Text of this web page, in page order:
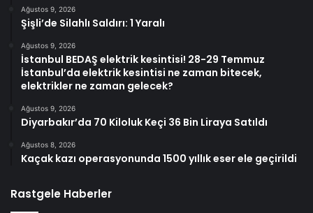
Ağustos 9, 2026
Şişli’de Silahlı Saldırı: 1 Yaralı
Ağustos 9, 2026
İstanbul BEDAŞ elektrik kesintisi! 28-29 Temmuz
İstanbul’da elektrik kesintisi ne zaman bitecek,
elektrikler ne zaman gelecek?
Ağustos 9, 2026
Diyarbakır’da 70 Kiloluk Keçi 36 Bin Liraya Satıldı
Ağustos 8, 2026
Kaçak kazı operasyonunda 1500 yıllık eser ele geçirildi
Rastgele Haberler